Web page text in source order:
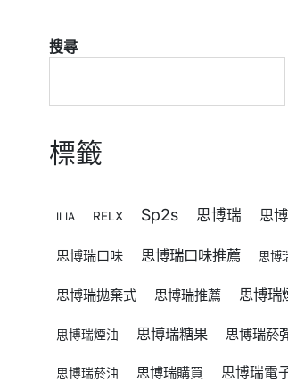
搜尋
標籤
ILIA RELX Sp2s 思博瑞 思
思博瑞口味 思博瑞口味推薦 思博
思博瑞拋棄式 思博瑞推薦 思博瑞
思博瑞煙油 思博瑞糖果 思博瑞菸
思博瑞菸油 思博瑞購買 思博瑞電